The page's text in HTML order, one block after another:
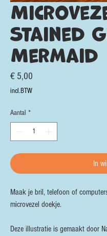
Stained
Mermaid
€ 5,00
incl.BTW
Aantal *
In
Maak je bril, telefoon of
microvezel doekje.
Deze illustratie is gemaakt door